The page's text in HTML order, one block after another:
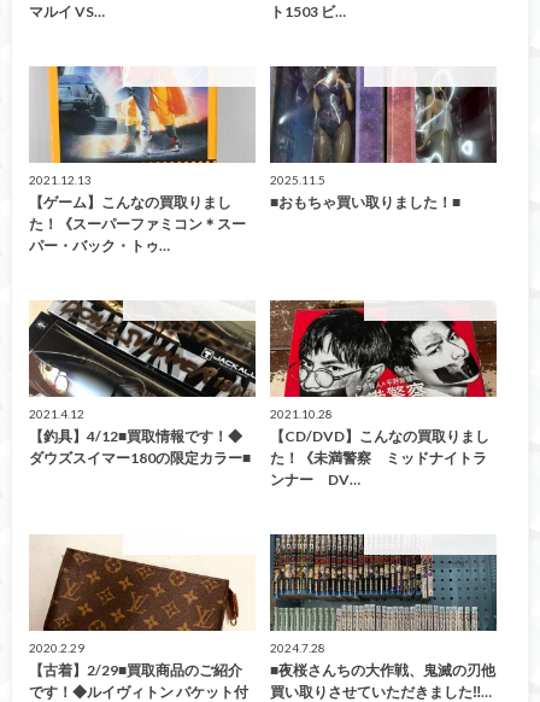
マルイ VS…
ト1503 ビ…
2021.12.13
【ゲーム】こんなの買取りまし
た！《スーパーファミコン＊スー
パー・バック・トゥ…
2025.11.5
■おもちゃ買い取りました！■
2021.4.12
【釣具】4/12■買取情報です！◆
ダウズスイマー180の限定カラー■
2021.10.28
【CD/DVD】こんなの買取りまし
た！《未満警察 ミッドナイトラ
ンナー DV…
2020.2.29
【古着】2/29■買取商品のご紹介
です！◆ルイヴィトン バケット付
2024.7.28
■夜桜さんちの大作戦、鬼滅の刃他
買い取りさせていただきました‼…